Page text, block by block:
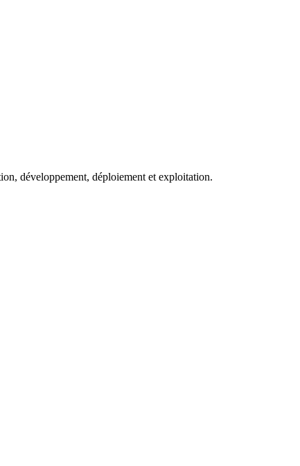
développement, déploiement et exploitation.